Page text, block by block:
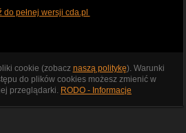
do pełnej wersji cda.pl
cookie (zobacz naszą politykę). Warunki
do plików cookies możesz zmienić w
przeglądarki. RODO - Informacje